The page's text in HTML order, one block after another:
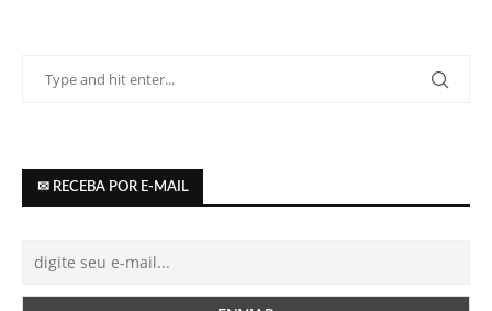
✉ RECEBA POR E-MAIL